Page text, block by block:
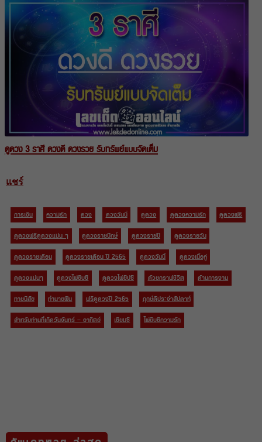
ดูดวง 3 ราศี ดวงดี ดวงรวย รับทรัพย์แบบจัดเต็ม
แชร์
การเงิน ความรัก ดวง ดวงวันนี้ ดูดวง ดูดวงความรัก
ดูดวงฟรี
ดูดวงฟรีดูดวงแม่น ๆ
ดูดวงรายปักษ์ ดูดวงรายปี
ดูดวงรายวัน
ดูดวงรายเดือน
ดูดวงรายเดือน ปี 2565 ดูดวงวันนี้
ดูดวงเนื้อคู่
ดูดวงแม่นๆ
ดูดวงไพ่ยิบซี ดูดวงไพ่ยิปซี ด้วยกราฟชีวิต
ด้านการงาน
ทายนิสัย
ทำนายฝัน ฟรีดูดวงปี 2565
ฤกษ์ดีประจำสัปดาห์
สำหรับท่านที่เกิดวันจันทร์ – อาทิตย์
เซียมซี ไพ่ยิบซีความรัก